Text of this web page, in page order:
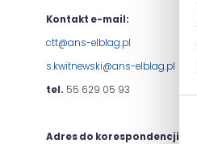
Kontakt e-mail:
ctt@ans-elblag.pl
s.kwitnewski@ans-elblag.pl
tel. 55 629 05 93
Adres do korespondencji: